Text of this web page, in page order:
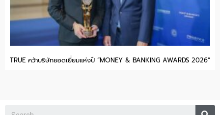
TRUE คว้าบริษัทยอดเยี่ยมแห่งปี “MONEY & BANKING AWARDS 2026”